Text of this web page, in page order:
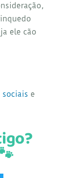
ele cão
sociais e